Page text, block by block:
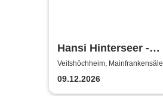
Hansi Hinterseer -
Weihnachtskonzert
Veitshöchheim, Mainfrankensäle
09.12.2026